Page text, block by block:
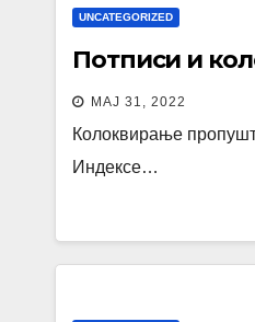
UNCATEGORIZED
Потписи и
МАЈ 31, 2022
Колоквирање
Индексе…